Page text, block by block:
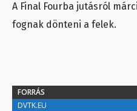
A Final Fourba jutásról
fognak dönteni a felek.
FORRÁS
DVTK.EU